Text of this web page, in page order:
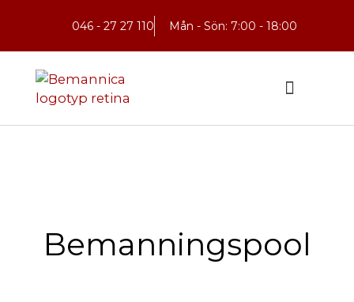
046 - 27 27 110 Mån - Sön: 7:00 - 18:00
Bemanningspool